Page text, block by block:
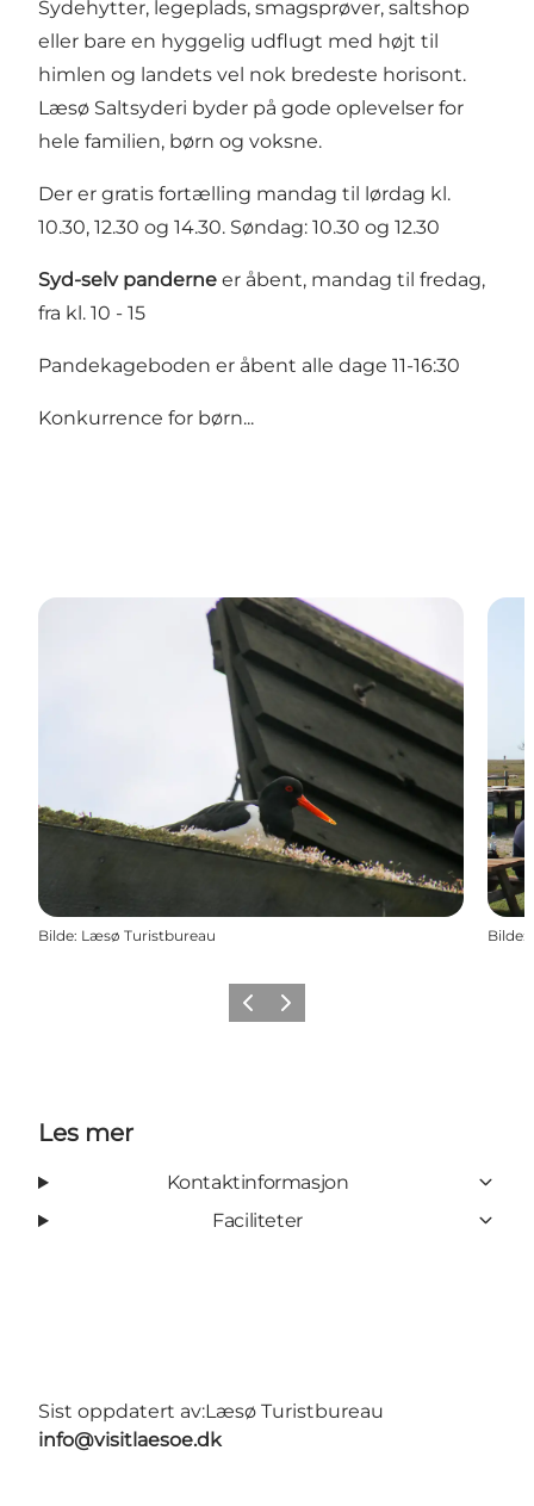
Sydehytter, legeplads, smagsprøver, saltshop
eller bare en hyggelig udflugt med højt til
himlen og landets vel nok bredeste horisont.
Læsø Saltsyderi byder på gode oplevelser for
hele familien, børn og voksne.
Der er gratis fortælling mandag til lørdag kl.
10.30, 12.30 og 14.30. Søndag: 10.30 og 12.30
Syd-selv panderne er åbent, mandag til fredag,
fra kl. 10 - 15
Pandekageboden er åbent alle dage 11-16:30
Konkurrence for børn...
Bilde: Læsø Turistbureau Bilde:
ForrigeNeste
Les mer
Kontaktinformasjon
Faciliteter
Sist oppdatert av:Læsø Turistbureau
info@visitlaesoe.dk